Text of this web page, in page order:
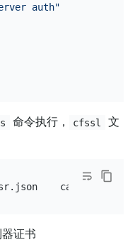
auth"
命令执行， cfssl
文
证书